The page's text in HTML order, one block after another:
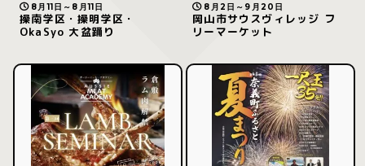
8月11日～8月11日
操南学区・操明学区・
OkaSyo 大盆踊り
8月2日～9月20日
岡山市サウスヴィレッジ フ
リーマーケット